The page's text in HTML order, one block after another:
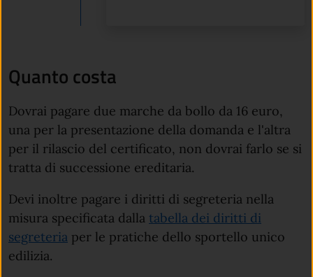
Quanto costa
Dovrai pagare due marche da bollo da 16 euro,
una per la presentazione della domanda e l'altra
per il rilascio del certificato, non dovrai farlo se si
tratta di successione ereditaria.
Devi inoltre pagare i diritti di segreteria nella
misura specificata dalla tabella dei diritti di
segreteria per le pratiche dello sportello unico
edilizia.